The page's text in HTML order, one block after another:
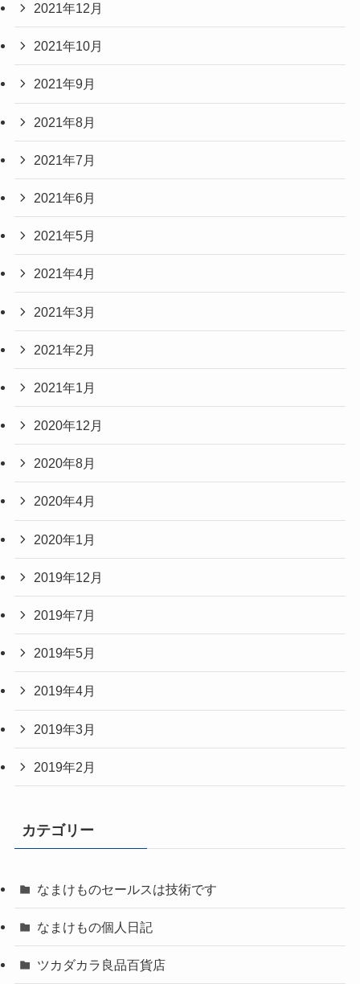
2021年12月
2021年10月
2021年9月
2021年8月
2021年7月
2021年6月
2021年5月
2021年4月
2021年3月
2021年2月
2021年1月
2020年12月
2020年8月
2020年4月
2020年1月
2019年12月
2019年7月
2019年5月
2019年4月
2019年3月
2019年2月
カテゴリー
なまけものセールスは技術です
なまけもの個人日記
ツカダカラ良品百貨店